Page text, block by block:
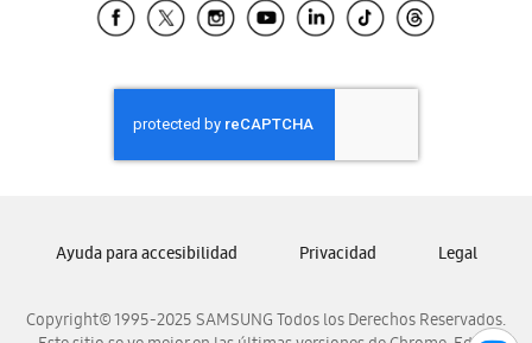
Samsung El Salvador
Samsung Honduras
Samsung Nicaragua
Samsung Panamá
Samsung Venezuela
Copyright© 1995-2025 SAMSUNG Todos los Derechos Reservados.
Ayuda para accesibilidad Privacidad Legal